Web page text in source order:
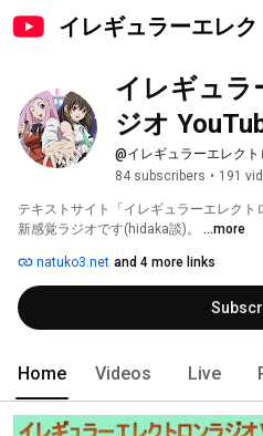
イレギュラーエレ
イレギュラ
ジオ
@イレギュラーエレク
84 subscribers • 191
テキストサイト「イレギュラーエレクト
新感覚ラジオです(hidaka談)。 ...more
natuko3.net and 4 more links
Home Videos Live